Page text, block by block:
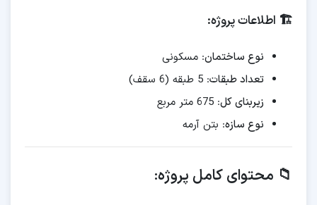
🏗️ اطلاعات پروژه:
نوع ساختمان: مسکونی
تعداد طبقات: 5 طبقه (6 سقف)
زیربنای کل: 675 متر مربع
نوع سازه: بتن آرمه
📁 محتوای کامل پروژه: